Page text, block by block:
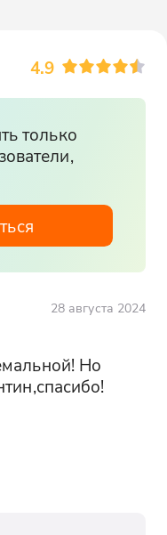
4.9
только
28 августа 2024
Но